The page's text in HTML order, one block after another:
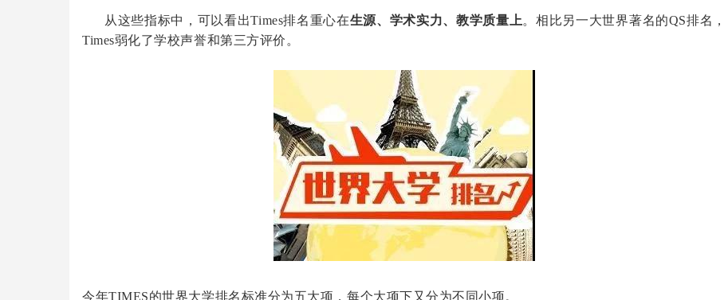
从这些指标中，可以看出Times排名重心在生源、学术实力、教学质量上。相比另一大世界著名的QS排名，
Times弱化了学校声誉和第三方评价。
今年TIMES的世界大学排名标准分为五大项，每个大项下又分为不同小项。